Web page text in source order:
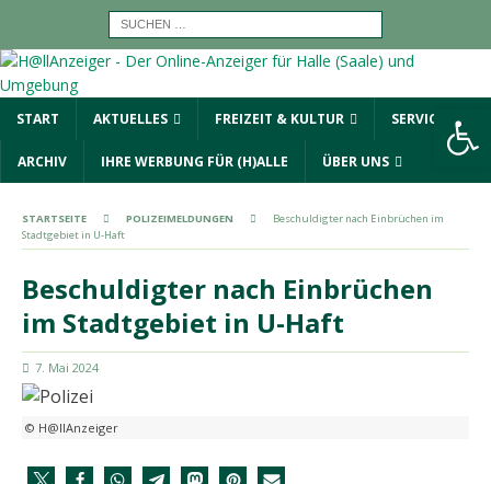
START AKTUELLES FREIZEIT & KULTUR SERVICE
ARCHIV IHRE WERBUNG FÜR (H)ALLE ÜBER UNS
STARTSEITE POLIZEIMELDUNGEN
Beschuldigter nach Einbrüchen im
Stadtgebiet in U-Haft
Beschuldigter nach Einbrüchen
im Stadtgebiet in U-Haft
7. Mai 2024
© H@llAnzeiger
Werkzeugleiste öffnen